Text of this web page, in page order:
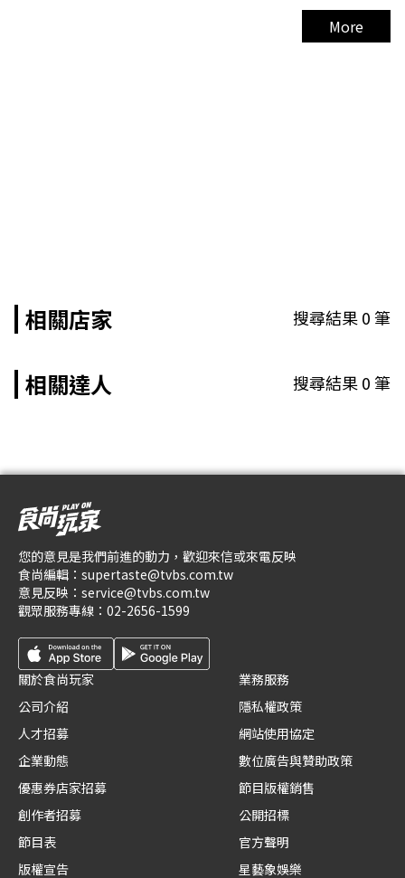
More
相關店家 搜尋結果0筆
相關達人 搜尋結果0筆
您的意見是我們前進的動力，歡迎來信或來電反映
食尚編輯： supertaste@tvbs.com.tw
意見反映： service@tvbs.com.tw
觀眾服務專線： 02-2656-1599
關於食尚玩家
公司介紹
人才招募
企業動態
優惠券店家招募
創作者招募
節目表
版權宣告
業務服務
隱私權政策
網站使用協定
數位廣告與贊助政策
節目版權銷售
公開招標
官方聲明
星藝象娛樂